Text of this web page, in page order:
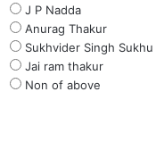
J P Nadda
Anurag Thakur
Sukhvider Singh Sukhu
Jai ram thakur
Non of above